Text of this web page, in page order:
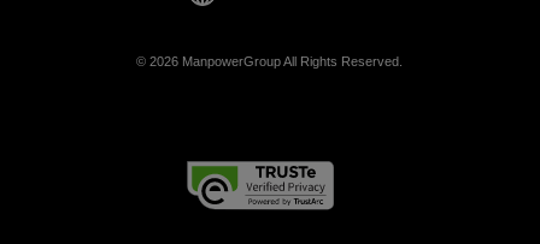
© 2026 ManpowerGroup All Rights Reserved.